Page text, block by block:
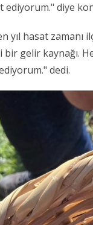
ediyorum." diye
yıl hasat
bir gelir kaynağı.
dedi.